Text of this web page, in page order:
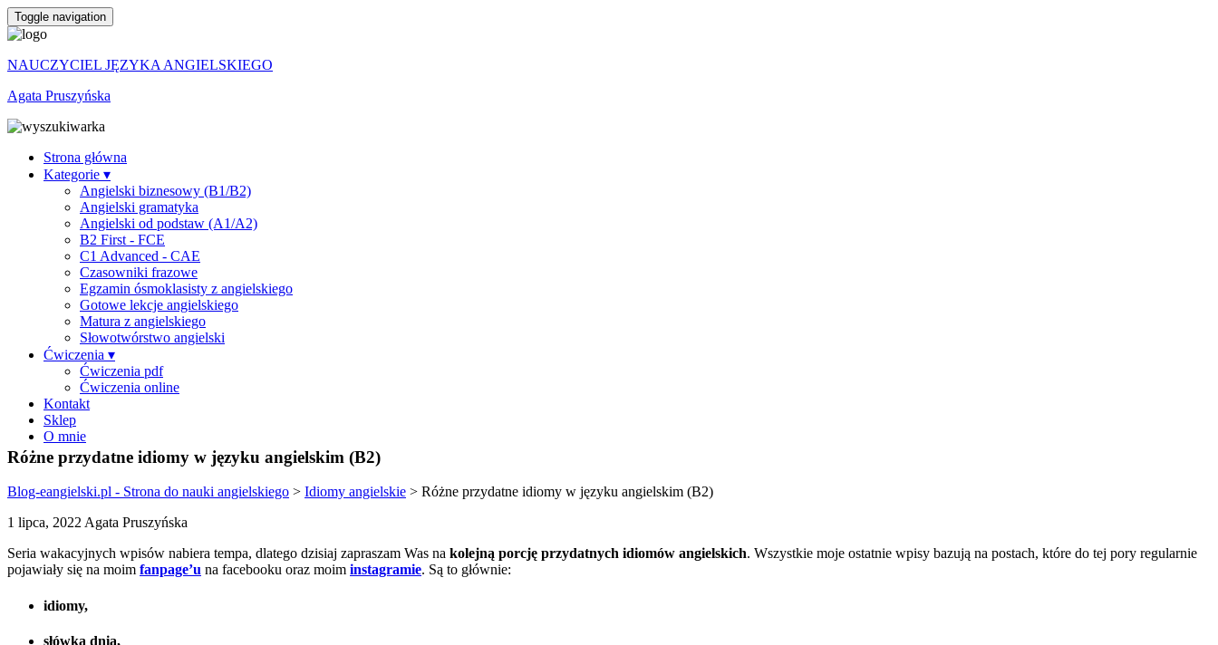
Toggle navigation
NAUCZYCIEL JĘZYKA ANGIELSKIEGO
Agata Pruszyńska
Strona główna
Kategorie ▾
Angielski biznesowy (B1/B2)
Angielski gramatyka
Angielski od podstaw (A1/A2)
B2 First - FCE
C1 Advanced - CAE
Czasowniki frazowe
Egzamin ósmoklasisty z angielskiego
Gotowe lekcje angielskiego
Matura z angielskiego
Słowotwórstwo angielski
Ćwiczenia ▾
Ćwiczenia pdf
Ćwiczenia online
Kontakt
Sklep
O mnie
Różne przydatne idiomy w języku angielskim (B2)
Blog-eangielski.pl - Strona do nauki angielskiego > Idiomy angielskie > Różne przydatne idiomy w języku angielskim (B2)
1 lipca, 2022 Agata Pruszyńska
Seria wakacyjnych wpisów nabiera tempa, dlatego dzisiaj zapraszam Was na kolejną porcję przydatnych idiomów angielskich. Wszystkie moje ostatnie wpisy bazują na postach, które do tej pory regularnie
pojawiały się na moim fanpage’u na facebooku oraz moim instagramie. Są to głównie:
idiomy,
słówka dnia,